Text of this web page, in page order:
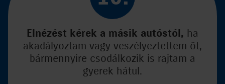
Elnézést kérek a másik autóstól, ha
akadályoztam vagy veszélyeztettem őt,
bármennyire csodálkozik is rajtam a
gyerek hátul.